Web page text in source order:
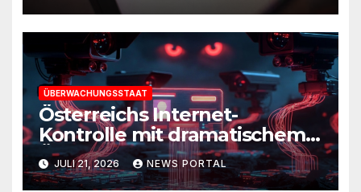
ÜBERWACHUNGSSTAAT
Österreichs Internet-
Kontrolle mit dramatischem
Überwachungspotenzial
JULI 21, 2026 NEWS PORTAL